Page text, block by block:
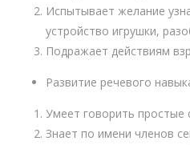
Испытывает желание
устройство игрушки,
Подражает действиям
Развитие речевого
Умеет говорить простые
Знает по имени членов